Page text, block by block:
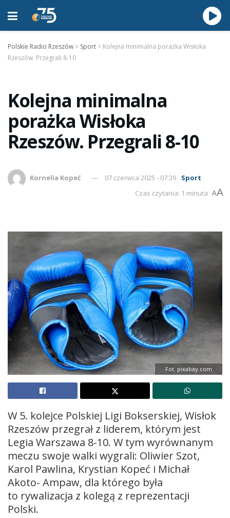
Polskie Radio Rzeszów > Sport > Kolejna minimalna porażka Wisłoka
Rzeszów. Przegrali 8-10
Kolejna minimalna
porażka Wisłoka
Rzeszów. Przegrali 8-10
Kornelia Kopeć 07 czerwca 2025 - 07:39
Sport
Czas czytania: 1 minuta AA
Fot. pixabay.com
W 5. kolejce Polskiej Ligi Bokserskiej, Wisłok
Rzeszów przegrał z liderem, którym jest
Legia Warszawa 8-10. W tym wyrównanym
meczu swoje walki wygrali: Oliwier Szot,
Karol Pawlina, Krystian Kopeć i Michał
Akoto- Ampaw, dla którego była
to rywalizacja z kolegą z reprezentacji
Polski.